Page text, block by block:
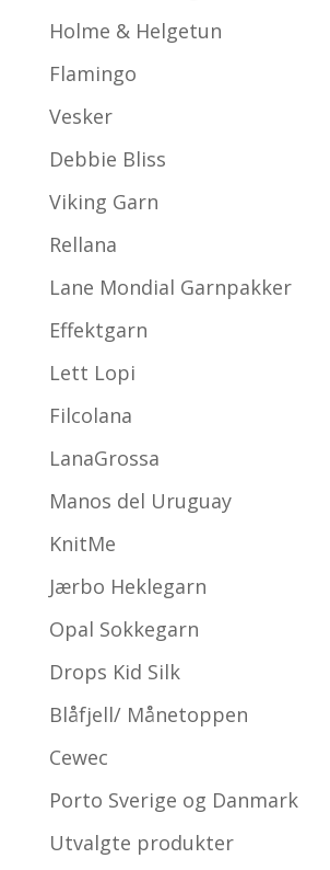
Holme & Helgetun
Flamingo
Vesker
Debbie Bliss
Viking Garn
Rellana
Lane Mondial Garnpakker
Effektgarn
Lett Lopi
Filcolana
LanaGrossa
Manos del Uruguay
KnitMe
Jærbo Heklegarn
Opal Sokkegarn
Drops Kid Silk
Blåfjell/ Månetoppen
Cewec
Porto Sverige og Danmark
Utvalgte produkter